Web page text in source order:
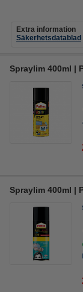
Extra information
Säkerhetsdatablad
Spraylim 400ml |
Spraylim 400ml |